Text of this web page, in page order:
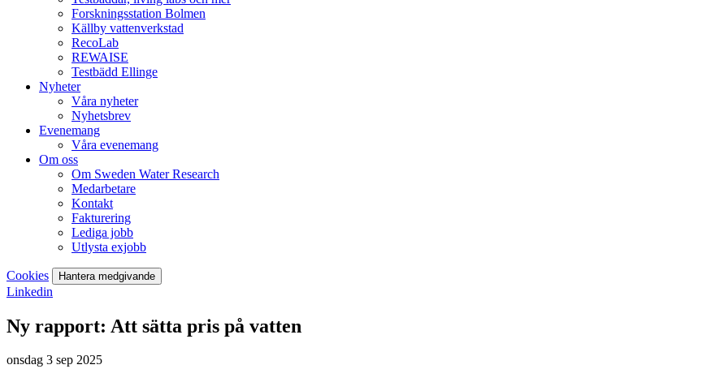
Forskningsstation Bolmen
Källby vattenverkstad
RecoLab
REWAISE
Testbädd Ellinge
Nyheter
Våra nyheter
Nyhetsbrev
Evenemang
Våra evenemang
Om oss
Om Sweden Water Research
Medarbetare
Kontakt
Fakturering
Lediga jobb
Utlysta exjobb
Cookies Hantera medgivande
Linkedin
Ny rapport: Att sätta pris på vatten
onsdag 3 sep 2025